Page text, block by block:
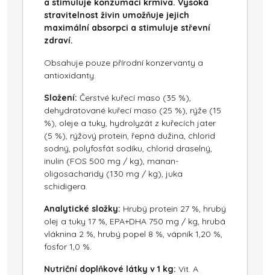
a stimuluje konzumaci krmiva. Vysoká
stravitelnost živin umožňuje jejich
maximální absorpci a stimuluje střevní
zdraví.
Obsahuje pouze přírodní konzervanty a
antioxidanty.
Složení: Čerstvé kuřecí maso (35 %),
dehydratované kuřecí maso (25 %), rýže (15
%), oleje a tuky, hydrolyzát z kuřecích jater
(5 %), rýžový protein, řepná dužina, chlorid
sodný, polyfosfát sodíku, chlorid draselný,
inulin (FOS 500 mg / kg), manan-
oligosacharidy (130 mg / kg), juka
schidigera.
Analytické složky: Hrubý protein 27 %, hrubý
olej a tuky 17 %, EPA+DHA 750 mg / kg, hrubá
vláknina 2 %, hrubý popel 8 %, vápník 1,20 %,
fosfor 1,0 %.
Nutriční doplňkové látky v 1 kg: Vit. A